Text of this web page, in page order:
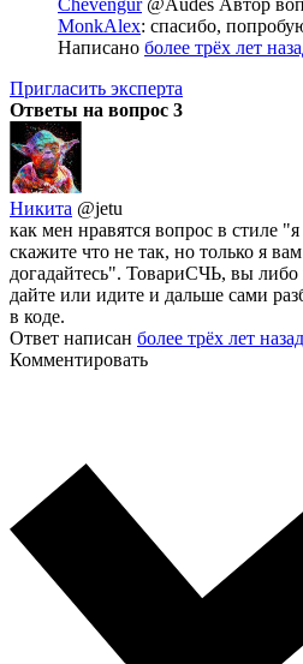
Chevengur @Audes Автор
MonkAlex: спасибо,
Написано более трёх лет
Пригласить эксперта
Ответы на вопрос 3
Никита @jetu
как мен нравятся вопрос в стиле
скажите что не так, но только я
догадайтесь". ТовариСЧЬ, вы
дайте или идите и дальше сами
в коде.
Ответ написан более трёх лет назад
Комментировать